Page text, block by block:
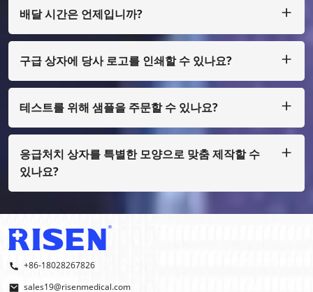
할 수 있습니다.
배달 시간은 언제입니까?
구급 상자에 당사 로고를 인쇄할 수 있나요?
름 비용을 지불해야 합니다.
테스트를 위해 샘플을 주문할 수 있나요?
인쇄가 아닌 경우에도 샘플 비용을 지불해야 합니다.
응급처치 상자를 특별한 모양으로 맞춤 제작할 수
있나요?
+86-18028267826
sales19@risenmedical.com